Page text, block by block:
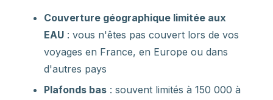
Couverture géographique limitée aux
EAU : vous n'êtes pas couvert lors de vos
voyages en France, en Europe ou dans
d'autres pays
Plafonds bas : souvent limités à 150 000 à